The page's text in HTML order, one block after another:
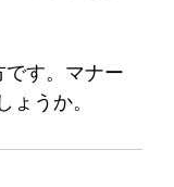
す。マナー
うか。